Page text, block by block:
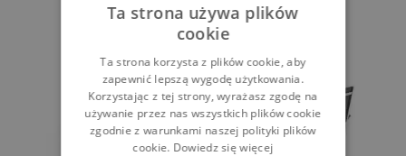
Ta strona używa plików
cookie
Ta strona korzysta z plików cookie, aby
zapewnić lepszą wygodę użytkowania.
Korzystając z tej strony, wyrażasz zgodę na
używanie przez nas wszystkich plików cookie
zgodnie z warunkami naszej polityki plików
cookie. Dowiedz się więcej